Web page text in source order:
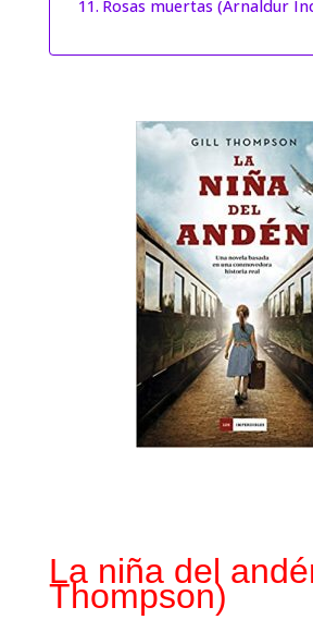
Rosas muertas (Arnaldur
La niña del
Thompson)